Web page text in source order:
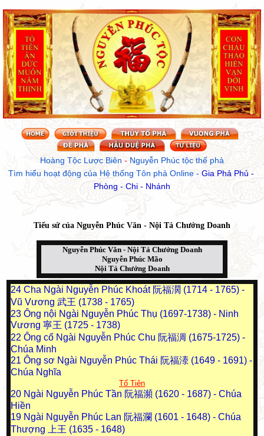
Hoàng Tộc Lược Biên - Nguyễn Phúc tộc thế phả
Tìm hiểu hoạt động của Hệ thống Tôn phả Online - Gia Phả Phủ -
Phòng - Chi - Nhánh
Tiểu sử của Nguyễn Phúc Văn - Nội Tả Chưởng Doanh
Nguyễn Phúc Văn - Nội Tả Chưởng Doanh
Nguyễn Phúc Mão
Nội Tả Chưởng Doanh
24 Cha Ngài Nguyễn Phúc Khoát 阮福濶 (1714 - 1765) -
Vũ Vương 武王 (1738 - 1765)
23 Ông nội Ngài Nguyễn Phúc Thụ (1697-1738) - Ninh
Vương 寧王 (1725 - 1738)
22 Ông cố Ngài Nguyễn Phúc Chu 阮福淍 (1675-1725) -
Chúa Minh
21 Ông sơ Ngài Nguyễn Phúc Thái 阮福溙 (1649 - 1691) -
Chúa Nghĩa
Tổ Tiên
20 Ngài Nguyễn Phúc Tần 阮福瀕 (1620 - 1687) - Chúa
Hiền
19 Ngài Nguyễn Phúc Lan 阮福瀾 (1601 - 1648) - Chúa
Thượng 上王 (1635 - 1648)